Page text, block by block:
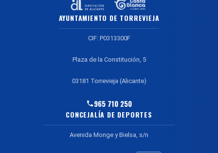
AYUNTAMIENTO DE TORREVIEJA
CIF: P0313300F
Plaza de la Constitución, 5
03181 Torrevieja (Alicante)
965 710 250
CONCEJALÍA DE DEPORTES
Avenida Monge y Bielsa, s/n